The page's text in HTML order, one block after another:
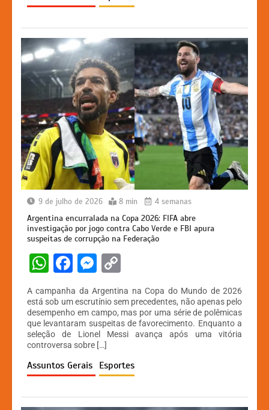
k
er
9 de julho de 2026 8 min 4 semanas
Argentina encurralada na Copa 2026: FIFA abre
investigação por jogo contra Cabo Verde e FBI apura
suspeitas de corrupção na Federação
W
at
s
A
p
p
F
a
c
e
b
o
o
k
M
s
s
e
n
g
er
p
y
Li
n
k
A campanha da Argentina na Copa do Mundo de 2026
está sob um escrutínio sem precedentes, não apenas pelo
desempenho em campo, mas por uma série de polêmicas
que levantaram suspeitas de favorecimento. Enquanto a
seleção de Lionel Messi avança após uma vitória
controversa sobre […]
Assuntos Gerais Esportes